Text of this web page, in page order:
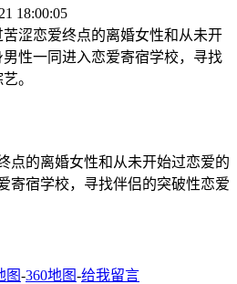
18:00:05
苦涩恋爱终点的离婚女性和从未开
性一同进入恋爱寄宿学校，寻找
。
点的离婚女性和从未开始过恋爱的
寄宿学校，寻找伴侣的突破性恋爱
图-360地图-给我留言